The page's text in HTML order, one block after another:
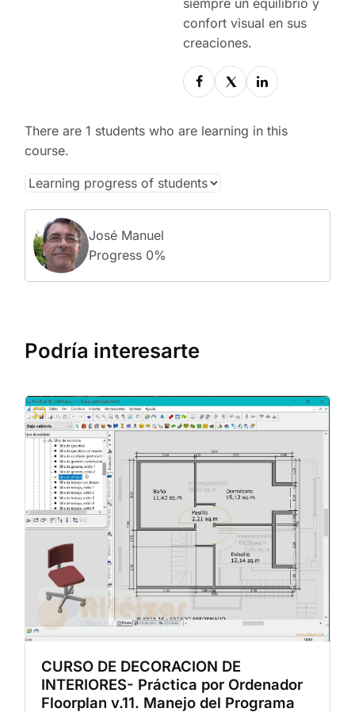
confort visual en sus
creaciones.
There are 1 students who are learning in this
course.
José Manuel
Progress 0%
Podría interesarte
CURSO DE DECORACION DE
INTERIORES- Práctica por Ordenador
Floorplan v.11. Manejo del Programa